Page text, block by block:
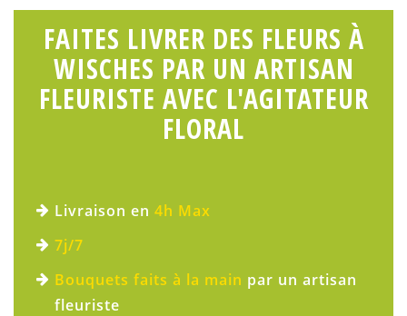
FAITES LIVRER DES FLEURS À
WISCHES PAR UN ARTISAN
FLEURISTE AVEC L'AGITATEUR
FLORAL
Livraison en 4h Max
7j/7
Bouquets faits à la main par un artisan
fleuriste